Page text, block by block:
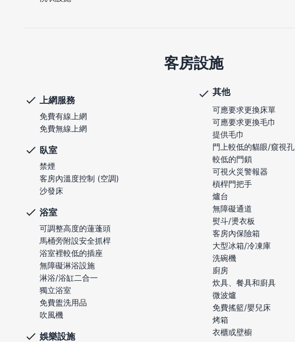
客房設施
上網服務
免費有線上網
免費無線上網
臥室
禁煙
客房內溫度控制 (空調)
沙發床
浴室
可調整高度的蓮蓬頭
馬桶旁附設安全抓桿
浴室裡較低的插座
無障礙淋浴設施
淋浴/浴缸二合一
獨立浴室
免費盥洗用品
吹風機
娛樂設施
其他
可應要求更換床單
可應要求更換毛巾
提供毛巾
門上較低的貓眼/窺視孔
較低的門鎖
可視火災警報器
槓桿門把手
爐台
無障礙通道
熨斗/燙衣板
客房內保險箱
大型冰箱/冷凍庫
洗碗機
廚房
炊具、餐具和廚具
微波爐
免費搖籃/嬰兒床
烤箱
衣櫃或壁櫥